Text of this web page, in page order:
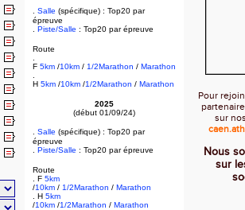
. Salle (spécifique) : Top20 par
épreuve
Piste/Salle : Top20 par épreuve
Route
F 5km /10km / 1/2Marathon / Marathon
H 5km /10km /1/2Marathon / Marathon
2025
(début 01/09/24)
. Salle (spécifique) : Top20 par
épreuve
Piste/Salle : Top20 par épreuve
Route
. F 5km
/10km / 1/2Marathon / Marathon
. H 5km
/10km /1/2Marathon / Marathon
Pour
sur
Nous
sur